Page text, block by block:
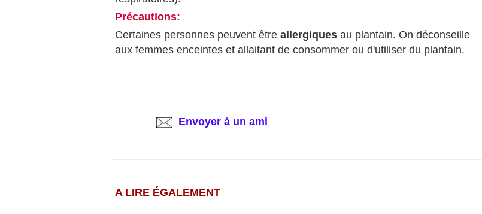
Précautions:
Certaines personnes peuvent être allergiques au plantain. On déconseille
aux femmes enceintes et allaitant de consommer ou d'utiliser du plantain.
Envoyer à un ami
A LIRE ÉGALEMENT